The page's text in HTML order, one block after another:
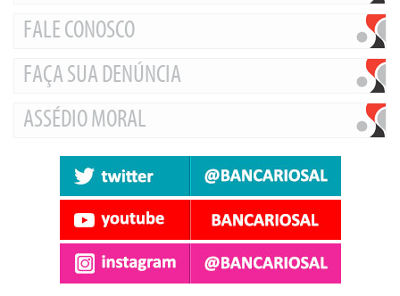
FALE CONOSCO
FAÇA SUA DENÚNCIA
ASSÉDIO MORAL